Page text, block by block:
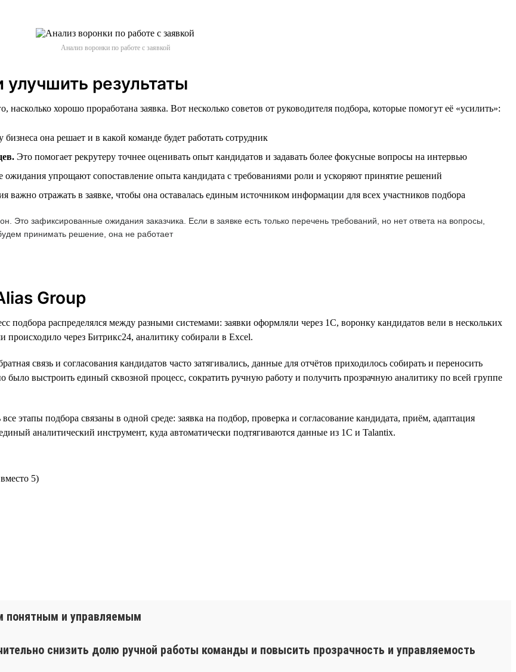
Анализ воронки по работе с заявкой
улучшить результаты
насколько хорошо проработана заявка. Вот несколько советов от руководителя подбора, которые помогут её «усилить»:
бизнеса она решает и в какой команде будет работать сотрудник
Это помогает рекрутеру точнее оценивать опыт кандидатов и задавать более фокусные вопросы на интервью
ожидания упрощают сопоставление опыта кандидата с требованиями роли и ускоряют принятие решений
важно отражать в заявке, чтобы она оставалась единым источником информации для всех участников подбора
зафиксированные ожидания заказчика. Если в заявке есть только перечень требований, но нет ответа на вопросы,
принимать решение, она не работает
Group
распределялся между разными системами: заявки оформляли через 1С, воронку кандидатов вели в нескольких
через Битрикс24, аналитику собирали в Excel.
связь и согласования кандидатов часто затягивались, данные для отчётов приходилось собирать и переносить
выстроить единый сквозной процесс, сократить ручную работу и получить прозрачную аналитику по всей группе
этапы подбора связаны в одной среде: заявка на подбор, проверка и согласование кандидата, приём, адаптация
аналитический инструмент, куда автоматически подтягиваются данные из 1С и Talantix.
5)
понятным и управляемым
снизить долю ручной работы команды и повысить прозрачность и управляемость